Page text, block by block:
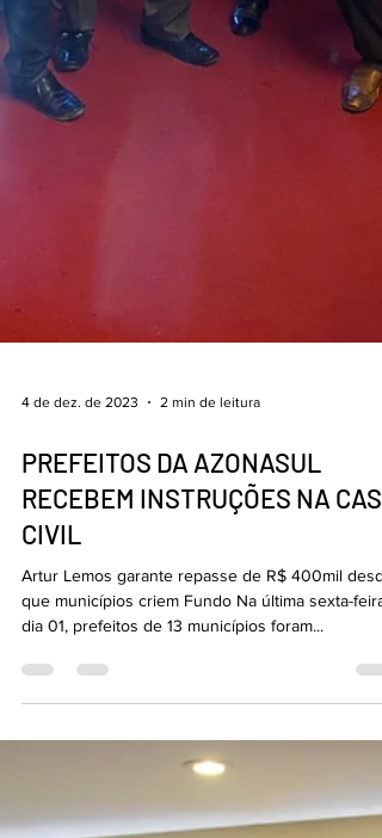
4 de dez. de 2023 2 min de leitura
PREFEITOS DA AZONASUL
RECEBEM INSTRUÇÕES NA CASA
CIVIL
Artur Lemos garante repasse de R$ 400mil
dia 01, prefeitos de 13 municípios foram...